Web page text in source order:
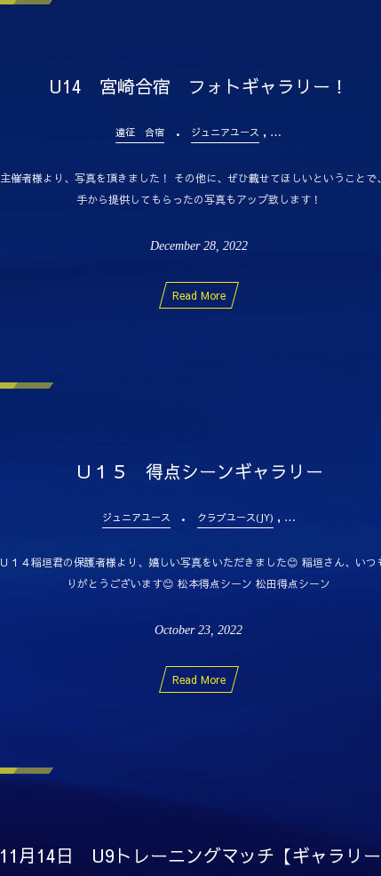
U14 宮崎合宿 フォトギャラリー！
遠征 合宿 ジュニアユース , …
主催者様より、写真を頂きました！ その他に、ぜひ載せてほしいということで
手から提供してもらったの写真もアップ致します！
December 28, 2022
Read More
Ｕ１５ 得点シーンギャラリー
ジュニアユース クラブユース(JY) , …
Ｕ１４稲垣君の保護者様より、嬉しい写真をいただきました😊 稲垣さん、いつ
りがとうございます😊 松本得点シーン 松田得点シーン
October 23,2022
Read More
11月14日 U9トレーニングマッチ【ギャラリー